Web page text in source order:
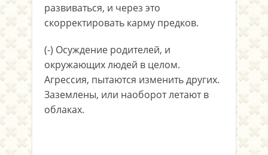
развиваться, и через это
скорректировать карму предков.
(-) Осуждение родителей, и
окружающих людей в целом.
Агрессия, пытаются изменить других.
Заземлены, или наоборот летают в
облаках.